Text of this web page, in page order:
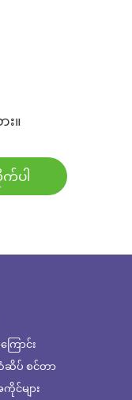
း။
ပါ
ြောင်း
ပ် စင်တာ
များ